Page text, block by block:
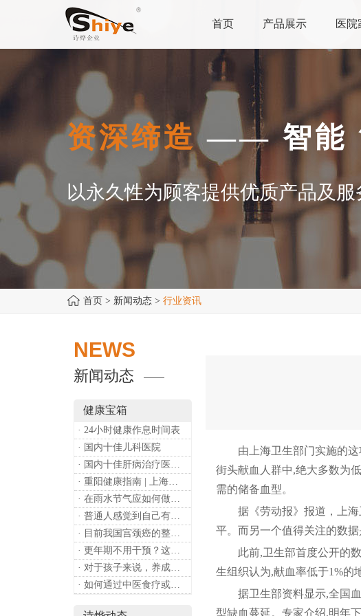
首页 产品展示 医院
资深缔造—— 智能
以永久性为顾客提供优质产品及服
首页 > 新闻动态 > 行业资讯
NEWS
新闻动态
健康宝箱
· 24小时健康作息时间表
· 国内十佳儿科医院
· 国内十佳肝病治疗医院排行
· 重阳健康指南 | 上海诗烨：秋养正当时，这份健康小贴士请收好​
· 在雨水节气应如何做好健康保健？
· 普通人感觉到自己有心理问题，有哪些方式可以来帮助缓解？
· 目前我国宫颈癌的整体流行情况和防治形势如何？
· 更年期不用干预？这是个误会
· 对于孩子来说，养成哪些好习惯能够预防近视？
· 如何通过中医食疗或穴位按摩等方式来祛湿健脾？
由上海卫生部门实施的这
街头献血人群中,绝大多数为
需的储备血型。
据《劳动报》报道，上海
平。而另一个值得关注的数
此前,卫生部首度公开的数
生组织认为,献血率低于1%的
据卫生部资料显示,全国血
型缺血蔓延。专家介绍,明年